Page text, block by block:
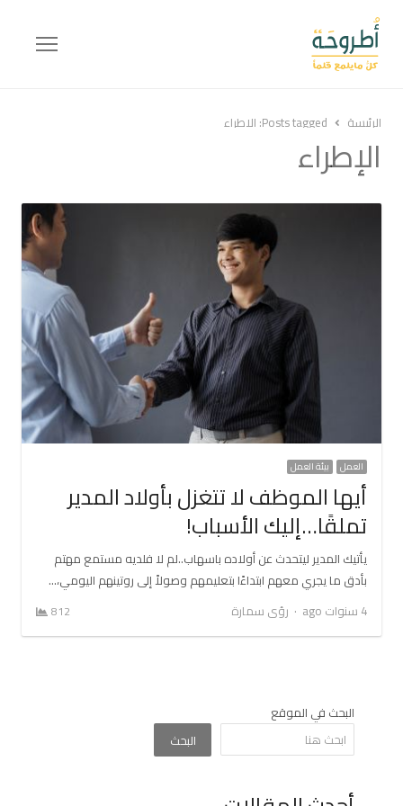
Menu
الرئيسة Posts tagged: الإطراء
الإطراء
العمل بيئة العمل
أيها الموظف لا تتغزل بأولاد المدير
تملقًا…إليك الأسباب!
يأتيك المدير ليتحدث عن أولاده باسهاب..لم لا فلديه مستمع مهتم
بأدق ما يجري معهم ابتداءًا بتعليمهم وصولاً إلى روتينهم اليومي،…
4 سنوات ago
Author
رؤى سمارة 812
البحث في الموقع
البحث